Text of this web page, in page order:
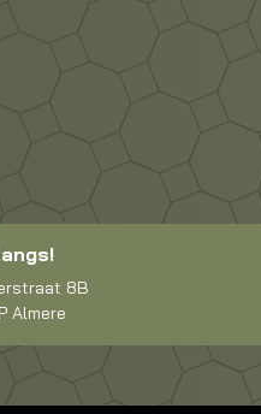
8B
Almere